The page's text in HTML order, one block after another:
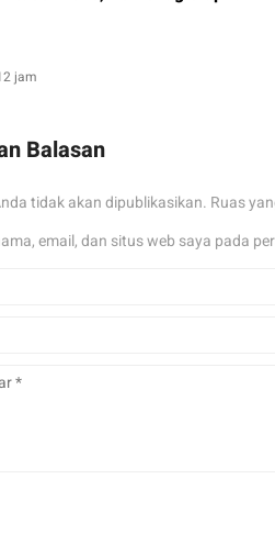
jam
Balasan
tidak akan dipublikasikan. Ruas
email, dan situs web saya pada